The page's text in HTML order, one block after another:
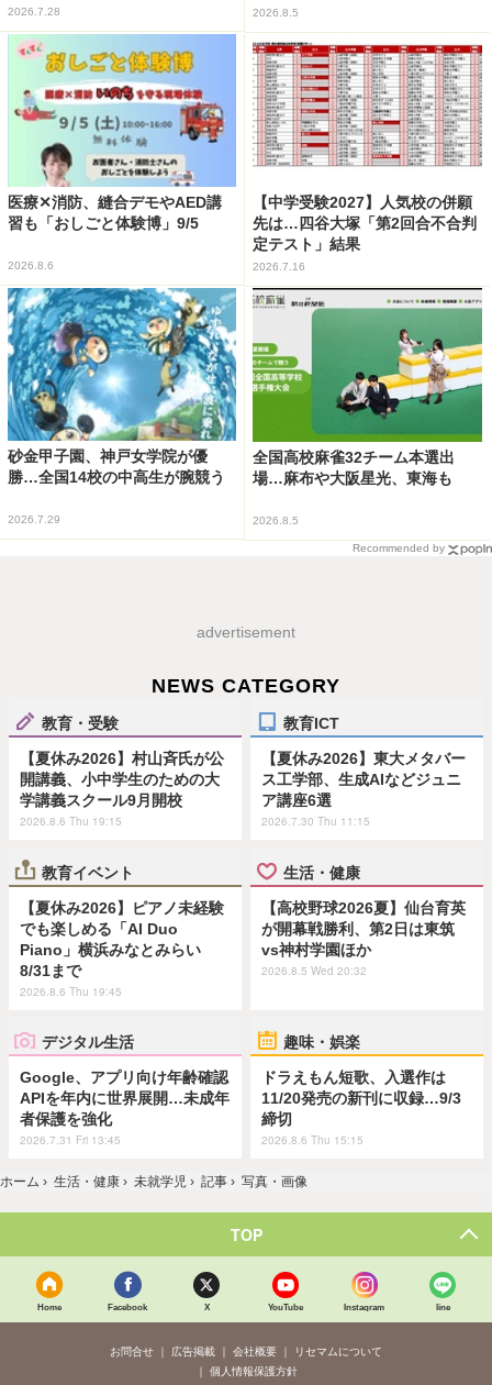
2026.7.28 2026.8.5
医療✕消防、縫合デモやAED講
習も「おしごと体験博」9/5
2026.8.6
【中学受験2027】人気校の併願
先は…四谷大塚「第2回合不合判
定テスト」結果
2026.7.16
砂金甲子園、神戸女学院が優
勝…全国14校の中高生が腕競う
2026.7.29
全国高校麻雀32チーム本選出
場…麻布や大阪星光、東海も
2026.8.5
Recommended by
advertisement
NEWS CATEGORY
教育・受験
【夏休み2026】村山斉氏が公
開講義、小中学生のための大
学講義スクール9月開校
2026.8.6 Thu 19:15
教育ICT
【夏休み2026】東大メタバー
ス工学部、生成AIなどジュニ
ア講座6選
2026.7.30 Thu 11:15
教育イベント
【夏休み2026】ピアノ未経験
でも楽しめる「AI Duo
Piano」横浜みなとみらい
8/31まで
2026.8.6 Thu 19:45
生活・健康
【高校野球2026夏】仙台育英
が開幕戦勝利、第2日は東筑
vs神村学園ほか
2026.8.5 Wed 20:32
デジタル生活
Google、アプリ向け年齢確認
APIを年内に世界展開…未成年
者保護を強化
2026.7.31 Fri 13:45
趣味・娯楽
ドラえもん短歌、入選作は
11/20発売の新刊に収録…9/3
締切
2026.8.6 Thu 15:15
ホーム › 生活・健康 › 未就学児 › 記事 › 写真・画像
TOP
Home Facebook X YouTube Instagram line
お問合せ 広告掲載 会社概要
リセマムについて
個人情報保護方針